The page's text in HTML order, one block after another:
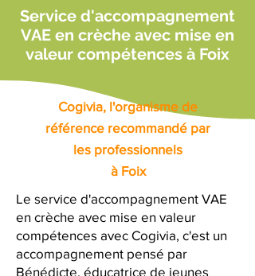
Service d'accompagnement
VAE en crèche avec mise en
valeur compétences à Foix
Cogivia, l'organisme de
référence recommandé par
les professionnels
à Foix
Le service d'accompagnement VAE
en crèche avec mise en valeur
compétences avec Cogivia, c'est un
accompagnement pensé par
Bénédicte, éducatrice de jeunes